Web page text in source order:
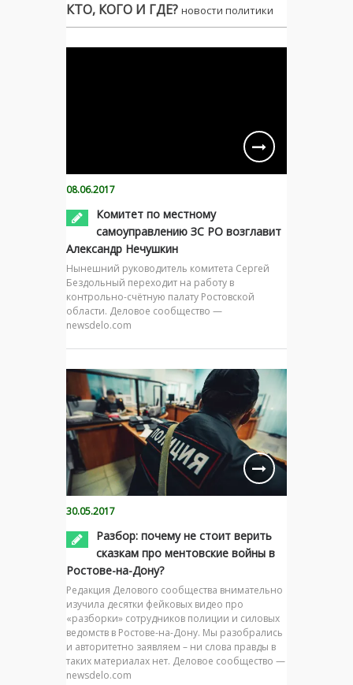
КТО, КОГО И ГДЕ? новости политики
08.06.2017
Комитет по местному
самоуправлению ЗС РО возглавит
Александр Нечушкин
Нынешний руководитель комитета Сергей
Бездольный переходит на работу в
контрольно-счётную палату Ростовской
области. Деловое сообщество —
newsdelo.com
30.05.2017
Разбор: почему не стоит верить
сказкам про ментовские войны в
Ростове-на-Дону?
Редакция Делового сообщества внимательно
изучила десятки фейковых видео про
«разборки» сотрудников полиции и силовых
ведомств в Ростове-на-Дону. Мы разобрались
и авторитетно заявляем – ни слова правды в
таких материалах нет. Деловое сообщество —
newsdelo.com